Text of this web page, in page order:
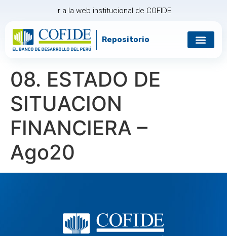
Ir a la web institucional de COFIDE
Repositorio
08. ESTADO DE
SITUACION
FINANCIERA –
Ago20